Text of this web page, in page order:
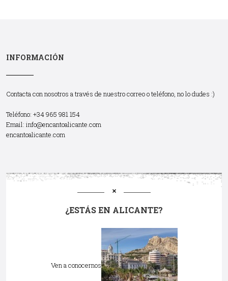
INFORMACIÓN
Contacta con nosotros a través de nuestro correo o teléfono, no lo dudes :)
Teléfono: +34 965 981 154
Email: info@encantoalicante.com
encantoalicante.com
¿ESTÁS EN ALICANTE?
Ven a conocernos